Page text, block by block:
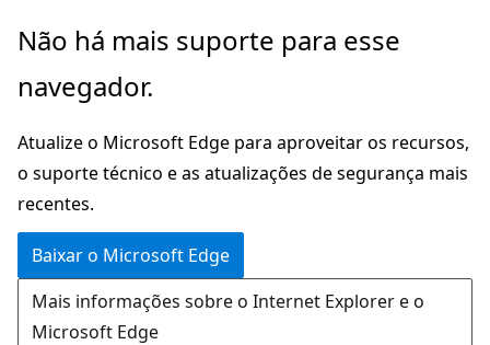
Pular
o
principal
Não há mais suporte para esse
navegador.
Atualize o Microsoft Edge para aproveitar os recursos,
o suporte técnico e as atualizações de segurança mais
recentes.
Baixar o Microsoft Edge
Mais informações sobre o Internet Explorer e o
Microsoft Edge